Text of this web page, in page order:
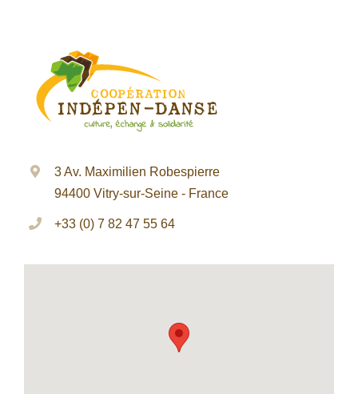
3 Av. Maximilien Robespierre
94400 Vitry-sur-Seine - France
+33 (0) 7 82 47 55 64